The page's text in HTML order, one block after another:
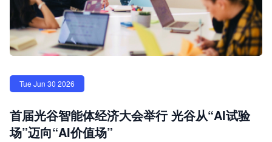
Tue Jun 30 2026
首届光谷智能体经济大会举行 光谷从“AI试验
场”迈向“AI价值场”